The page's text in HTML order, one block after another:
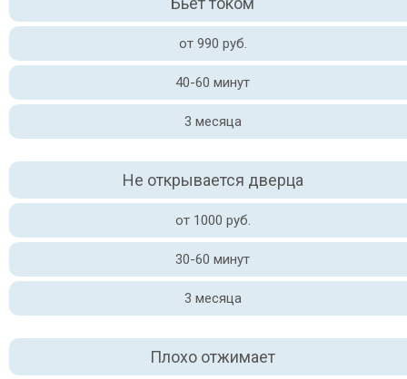
от 990 руб.
40-60 минут
3 месяца
Не открывается дверца
от 1000 руб.
30-60 минут
3 месяца
Плохо отжимает